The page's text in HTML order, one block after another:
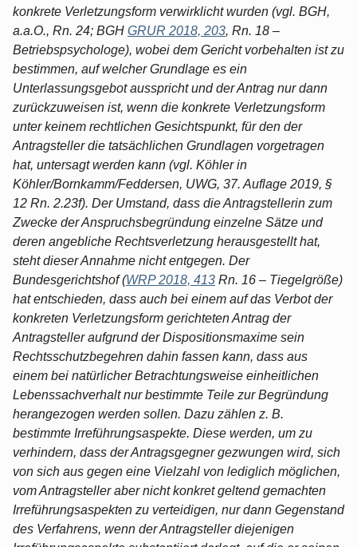
konkrete Verletzungsform verwirklicht wurden (vgl. BGH,
a.a.O., Rn. 24; BGH GRUR 2018, 203, Rn. 18 –
Betriebspsychologe), wobei dem Gericht vorbehalten ist zu
bestimmen, auf welcher Grundlage es ein
Unterlassungsgebot ausspricht und der Antrag nur dann
zurückzuweisen ist, wenn die konkrete Verletzungsform
unter keinem rechtlichen Gesichtspunkt, für den der
Antragsteller die tatsächlichen Grundlagen vorgetragen
hat, untersagt werden kann (vgl. Köhler in
Köhler/Bornkamm/Feddersen, UWG, 37. Auflage 2019, §
12 Rn. 2.23f). Der Umstand, dass die Antragstellerin zum
Zwecke der Anspruchsbegründung einzelne Sätze und
deren angebliche Rechtsverletzung herausgestellt hat,
steht dieser Annahme nicht entgegen. Der
Bundesgerichtshof (WRP 2018, 413 Rn. 16 – Tiegelgröße)
hat entschieden, dass auch bei einem auf das Verbot der
konkreten Verletzungsform gerichteten Antrag der
Antragsteller aufgrund der Dispositionsmaxime sein
Rechtsschutzbegehren dahin fassen kann, dass aus
einem bei natürlicher Betrachtungsweise einheitlichen
Lebenssachverhalt nur bestimmte Teile zur Begründung
herangezogen werden sollen. Dazu zählen z. B.
bestimmte Irreführungsaspekte. Diese werden, um zu
verhindern, dass der Antragsgegner gezwungen wird, sich
von sich aus gegen eine Vielzahl von lediglich möglichen,
vom Antragsteller aber nicht konkret geltend gemachten
Irreführungsaspekten zu verteidigen, nur dann Gegenstand
des Verfahrens, wenn der Antragsteller diejenigen